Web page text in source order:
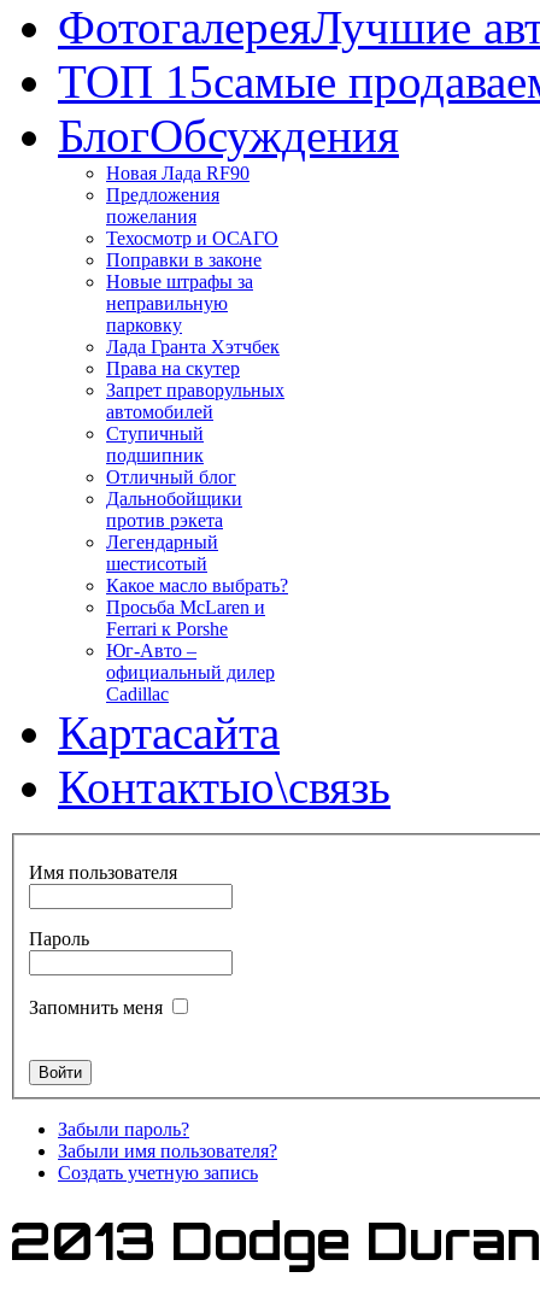
ФотогалереяЛучшие
ТОП 15самые
БлогОбсуждения
Новая Лада RF90
Предложения
пожелания
Техосмотр и ОСАГО
Поправки в законе
Новые штрафы за
неправильную
парковку
Лада Гранта Хэтчбек
Права на скутер
Запрет праворульных
автомобилей
Ступичный
подшипник
Отличный блог
Дальнобойщики
против рэкета
Легендарный
шестисотый
Какое масло выбрать?
Просьба McLaren и
Ferrari к Porshe
Юг-Авто –
официальный дилер
Cadillac
Картасайта
Контактыо\связь
Имя пользователя
Пароль
Запомнить меня
Забыли пароль?
Забыли имя пользователя?
Создать учетную запись
2013 Dodge